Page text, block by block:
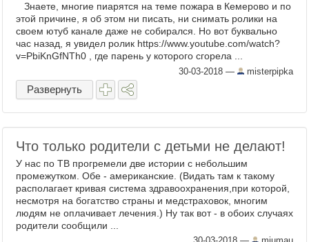
Знаете, многие пиарятся на теме пожара в Кемерово и по
этой причине, я об этом ни писать, ни снимать ролики на
своем ютуб канале даже не собирался. Но вот буквально
час назад, я увидел ролик https://www.youtube.com/watch?
v=PbiKnGfNTh0 , где парень у которого сгорела ...
30-03-2018 — misterpipka
Развернуть
Что только родители с детьми не делают!
У нас по ТВ прогремели две истории с небольшим
промежутком. Обе - американские. (Видать там к такому
располагает кривая система здравоохранения,при которой,
несмотря на богатство страны и медстраховок, многим
людям не оплачивает лечения.) Ну так вот - в обоих случаях
родители сообщили ...